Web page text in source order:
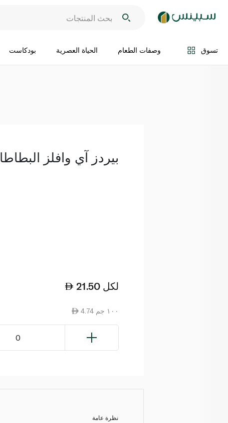
تسوق وصفات الطعام الحياة العصرية بودكاست
اضف الى السلة
بيردز آي وافلز البطاطا 454 غ
21.50 لكل
4.74 ١٠٠ جم
0
نظرة عامة